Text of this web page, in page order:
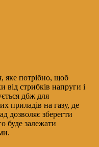
яке потрібно, щоб
від стрибків напруги і
дбж для
приладів на газу, де
дозволяє зберегти
буде залежати